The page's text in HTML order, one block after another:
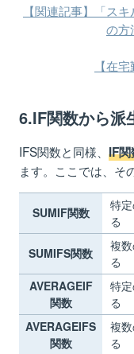
【関連記事】「ス
の方
【在
6.IF関数から派
IFS関数と同様、 IF
ます。ここでは、そ
SUMIF関数
特
る
SUMIFS関数
複
る
AVERAGEIF
関数
特
る
AVERAGEIFS
関数
複
る